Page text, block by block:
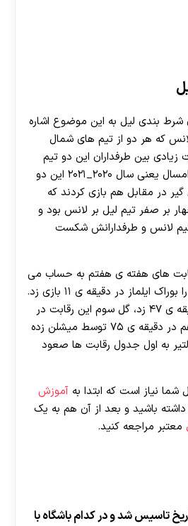
شرط بندی لیل به این موضوع اشاره
که هر دو از تیم های شمال
زیادی بین طرفداران این دو تیم
برخوردار است در دربی امسال یعنی سال ۲۰۲۰_۲۰۲۱ این دو
در مقابل هم بازی کردند که
بر صفر تیم لیل بر لانس بود و
لانس و طرفدارانش شکست
های هفته ی هفتم به حساب می
آمد. اولین گل این بازی را بوراک ایلماز در دقیقه ی ۱۱ بازی زد.
گل بعدی را بامبا در دقیقه ی ۴۷ زد، گل سوم این رقابت در
دقیقه ی ۶۹ و گل آخر هم در دقیقه ی ۷۵ توسط میشلن زده
به اول جدول رقابت ها صعود
نیاز است که ابتدا به آموزش
باشید و بعد از آن هم به یک
معتبر مراجعه کنید.
تاسیس شد و در کدام باشگاه با